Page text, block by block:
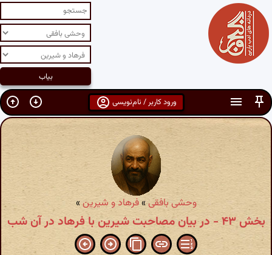
ورود کاربر / نام‌نویسی
وحشی بافقی»فرهاد و شیرین »
بخش ۴۳ - در بیان مصاحبت شیرین با فرهاد در آن شب